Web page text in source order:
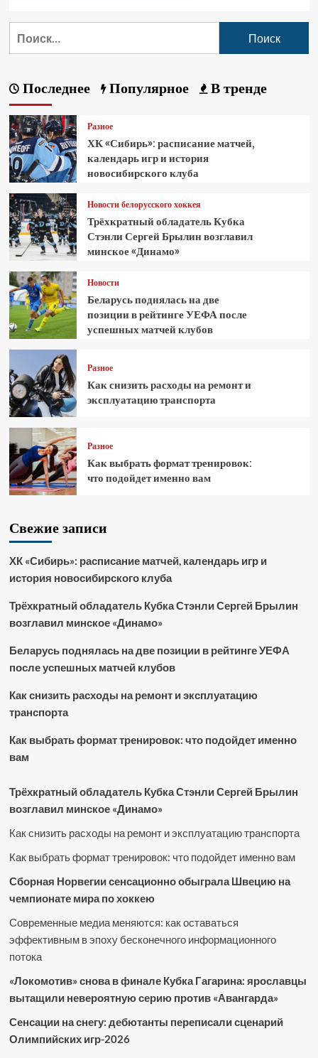
Последнее Популярное В тренде
Разное
ХК «Сибирь»: расписание матчей,
календарь игр и история
новосибирского клуба
Новости белорусского хоккея
Трёхкратный обладатель Кубка
Стэнли Сергей Брылин возглавил
минское «Динамо»
Новости
Беларусь поднялась на две
позиции в рейтинге УЕФА после
успешных матчей клубов
Разное
Как снизить расходы на ремонт и
эксплуатацию транспорта
Разное
Как выбрать формат тренировок:
что подойдет именно вам
Свежие записи
ХК «Сибирь»: расписание матчей, календарь игр и
история новосибирского клуба
Трёхкратный обладатель Кубка Стэнли Сергей Брылин
возглавил минское «Динамо»
Беларусь поднялась на две позиции в рейтинге УЕФА
после успешных матчей клубов
Как снизить расходы на ремонт и эксплуатацию
транспорта
Как выбрать формат тренировок: что подойдет именно
вам
Трёхкратный обладатель Кубка Стэнли Сергей Брылин
возглавил минское «Динамо»
Как снизить расходы на ремонт и эксплуатацию транспорта
Как выбрать формат тренировок: что подойдет именно вам
Сборная Норвегии сенсационно обыграла Швецию на
чемпионате мира по хоккею
Современные медиа меняются: как оставаться
эффективным в эпоху бесконечного информационного
потока
«Локомотив» снова в финале Кубка Гагарина: ярославцы
вытащили невероятную серию против «Авангарда»
Сенсации на снегу: дебютанты переписали сценарий
Олимпийских игр-2026